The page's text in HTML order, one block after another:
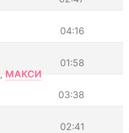
04:16
01:58
, МАКСИ
03:38
02:41